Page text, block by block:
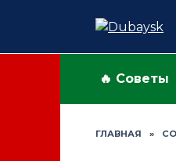
🔥 Советы
ГЛАВНАЯ »